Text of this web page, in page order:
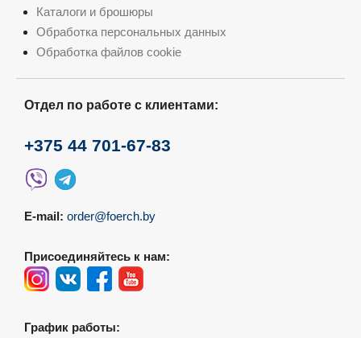
Каталоги и брошюры
Обработка персональных данных
Обработка файлов cookie
Отдел по работе с клиентами:
+375 44 701-67-83
E-mail: order@foerch.by
Присоединяйтесь к нам:
График работы: